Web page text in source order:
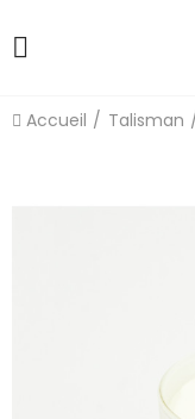
Accueil Talisman